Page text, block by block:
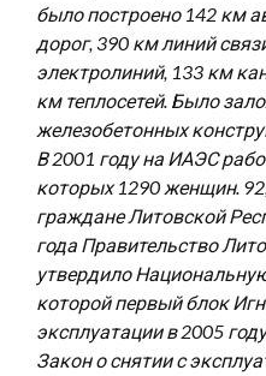
было построено 142 км
дорог, 390 км линий
электролиний, 133 км
км теплосетей. Было
железобетонных
В 2001 году на ИАЭС
которых 1290 женщин.
граждане Литовской
года Правительство
утвердило
которой первый блок
эксплуатации в 2005
Закон о снятии с